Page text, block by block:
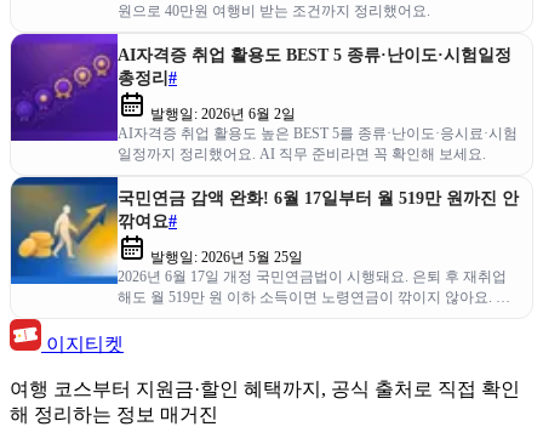
원으로 40만원 여행비 받는 조건까지 정리했어요.
AI자격증 취업 활용도 BEST 5 종류·난이도·시험일정
총정리 #
발행일: 2026년 6월 2일
AI자격증 취업 활용도 높은 BEST 5를 종류·난이도·응시료·시험
일정까지 정리했어요. AI 직무 준비라면 꼭 확인해 보세요.
국민연금 감액 완화! 6월 17일부터 월 519만 원까진 안
깎여요#
발행일: 2026년 5월 25일
2026년 6월 17일 개정 국민연금법이 시행돼요. 은퇴 후 재취업
해도 월 519만 원 이하 소득이면 노령연금이 깎이지 않아요. 달
이지티켓
여행 코스부터 지원금·할인 혜택까지, 공식 출처로 직접 확인
해 정리하는 정보 매거진